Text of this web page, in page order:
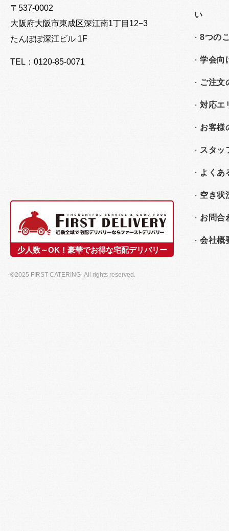
〒537-0002
大阪府大阪市東成区深江南1丁目12−3
たんぽぽ深江ビル 1F
TEL：0120-85-0071
少人数～OK！豪華でお得な宅配デリバリー
©2025 FIRST CATERING .All rights reserved.
い
8つの
学会向
ご注文
対応エ
お客様
スタッ
よくあ
空き状
お問合
会社概